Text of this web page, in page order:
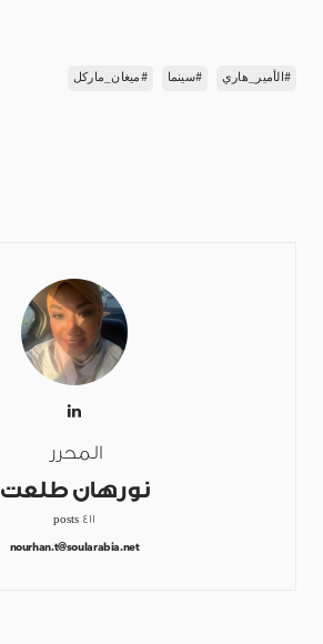
#الأمير_هاري #سينما #ميغان_ماركل
المحرر
نورهان طلعت
411 posts
nourhan.t@soularabia.net